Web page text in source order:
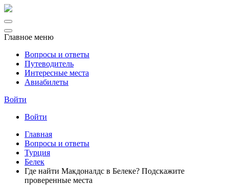
Главное меню
Вопросы и ответы
Путеводитель
Интересные места
Авиабилеты
Войти
Войти
Главная
Вопросы и ответы
Турция
Белек
Где найти Макдоналдс в Белеке? Подскажите
проверенные места